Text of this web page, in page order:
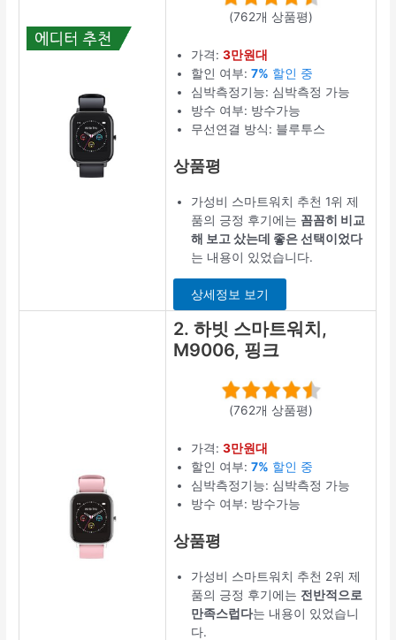
(762개 상품평)
가격:3만원대
할인 여부:7% 할인 중
심박측정기능: 심박측정 가능
방수 여부: 방수가능
무선연결 방식: 블루투스
상품평
가성비 스마트워치 추천 1위 제
품의 긍정 후기에는 꼼꼼히 비교
해 보고 샀는데 좋은 선택이었다
는 내용이 있었습니다.
상세정보 보기
2. 하빗 스마트워치,
M9006, 핑크
(762개 상품평)
가격:3만원대
할인 여부:7% 할인 중
심박측정기능: 심박측정 가능
방수 여부: 방수가능
상품평
가성비 스마트워치 추천 2위 제
품의 긍정 후기에는 전반적으로
만족스럽다는 내용이 있었습니
다.